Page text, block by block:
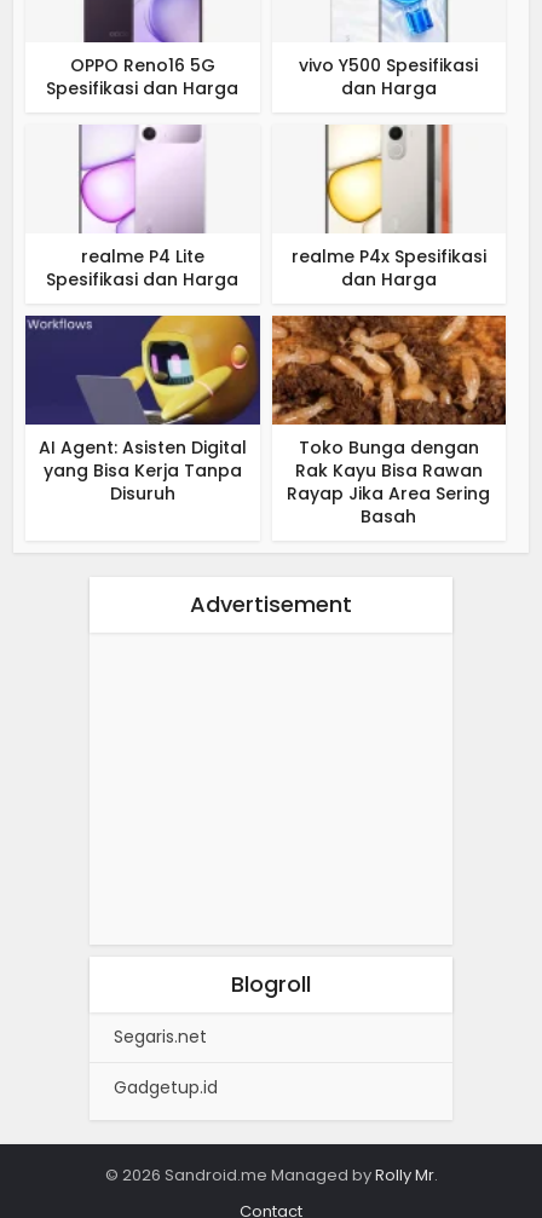
OPPO Reno16 5G
Spesifikasi dan Harga
vivo Y500 Spesifikasi
dan Harga
realme P4 Lite
Spesifikasi dan Harga
realme P4x Spesifikasi
dan Harga
AI Agent: Asisten Digital
yang Bisa Kerja Tanpa
Disuruh
Toko Bunga dengan
Rak Kayu Bisa Rawan
Rayap Jika Area Sering
Basah
Advertisement
Blogroll
Segaris.net
Gadgetup.id
© 2026 Sandroid.me Managed byRolly Mr.
Contact